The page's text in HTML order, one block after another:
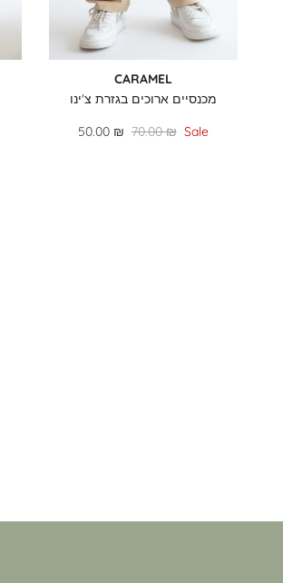
CARAMEL
מכנסיים ארוכים בגזרת צ'ינו
50.00 ₪ 70.00 ₪ Sale